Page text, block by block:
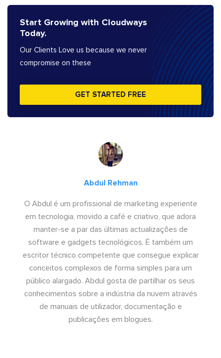
Start Growing with Cloudways
Today.
Our Clients Love us because we never
compromise on these
GET STARTED FREE
Abdul Rehman
O Abdul é um profissional de marketing experiente
em tecnologia, movido a café e criativo, que adora
manter-se a par das últimas actualizações de
software e gadgets tecnológicos. É também um
escritor técnico competente que consegue explicar
conceitos complexos de forma simples para um
público alargado. Abdul gosta de partilhar os seus
conhecimentos sobre a indústria da nuvem através
de manuais de utilizador, documentação e
publicações em blogues.